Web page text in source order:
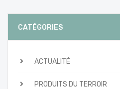
CATÉGORIES
ACTUALITÉ
PRODUITS DU TERROIR